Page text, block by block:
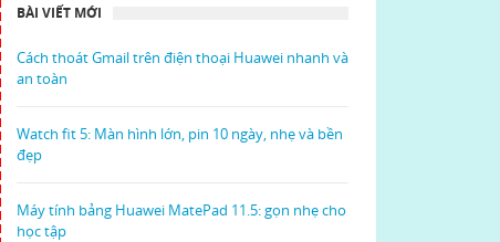
BÀI VIẾT MỚI
Cách thoát Gmail trên điện thoại Huawei nhanh và
an toàn
Watch fit 5: Màn hình lớn, pin 10 ngày, nhẹ và bền
đẹp
Máy tính bảng Huawei MatePad 11.5: gọn nhẹ cho
học tập